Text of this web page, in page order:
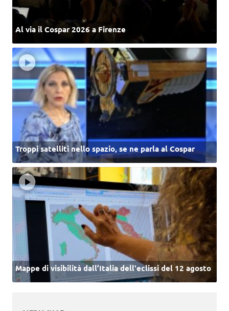
Al via il Cospar 2026 a Firenze
Troppi satelliti nello spazio, se ne parla al Cospar
Mappe di visibilità dall’Italia dell'eclissi del 12 agosto